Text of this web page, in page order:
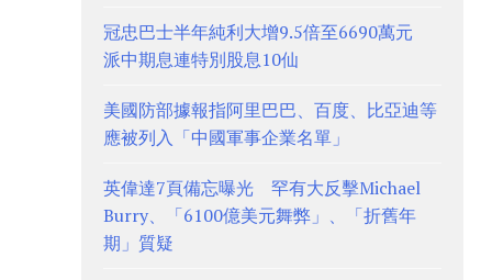
冠忠巴士半年純利大增9.5倍至6690萬元
派中期息連特別股息10仙
美國防部據報指阿里巴巴、百度、比亞迪等
應被列入「中國軍事企業名單」
英偉達7頁備忘曝光 罕有大反擊Michael
Burry、「6100億美元舞弊」、「折舊年
期」質疑